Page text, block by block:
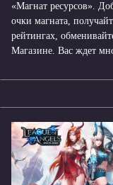
«Магнат ресурсов».
очки магната,
рейтингах,
Магазине. Вас ждет